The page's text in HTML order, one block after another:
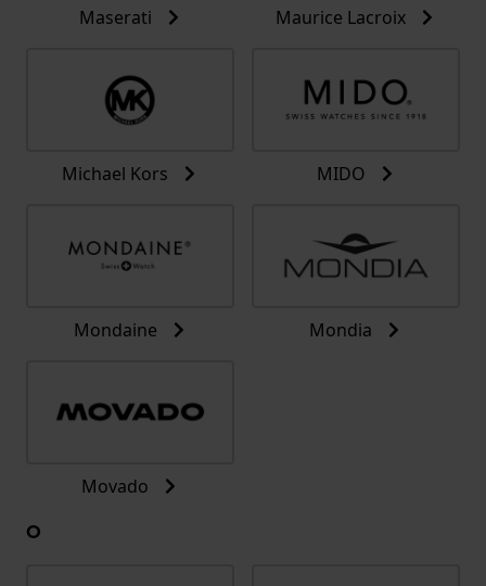
Maserati Maurice Lacroix
Michael Kors MIDO
Mondaine Mondia
Movado
O